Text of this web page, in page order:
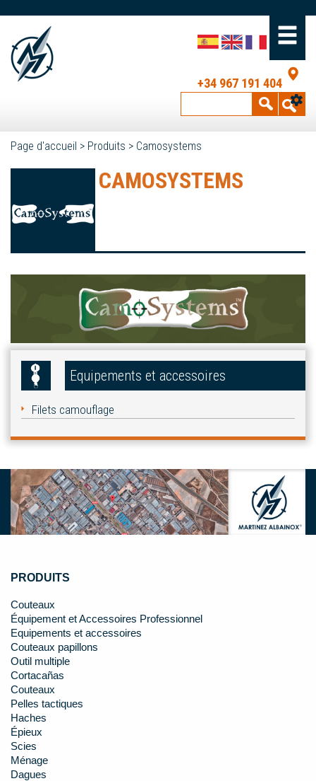
+34 967 191 404
Page d'accueil > Produits > Camosystems
CAMOSYSTEMS
Equipements et accessoires
Filets camouflage
PRODUITS
Couteaux
Équipement et Accessoires Professionnel
Equipements et accessoires
Couteaux papillons
Outil multiple
Cortacañas
Couteaux
Pelles tactiques
Haches
Épieux
Scies
Ménage
Dagues